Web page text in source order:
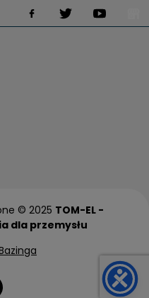
© 2025 TOM-EL -
dla przemysłu